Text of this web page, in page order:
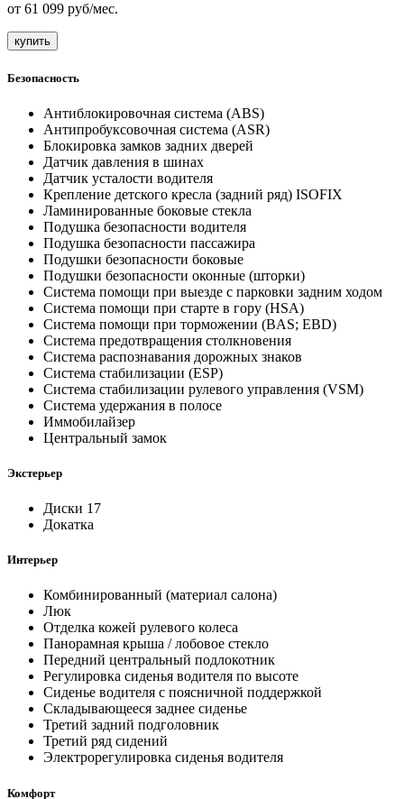
от 61 099 руб/мес.
купить
Безопасность
Антиблокировочная система (ABS)
Антипробуксовочная система (ASR)
Блокировка замков задних дверей
Датчик давления в шинах
Датчик усталости водителя
Крепление детского кресла (задний ряд) ISOFIX
Ламинированные боковые стекла
Подушка безопасности водителя
Подушка безопасности пассажира
Подушки безопасности боковые
Подушки безопасности оконные (шторки)
Система помощи при выезде с парковки задним ходом
Система помощи при старте в гору (HSA)
Система помощи при торможении (BAS; EBD)
Система предотвращения столкновения
Система распознавания дорожных знаков
Система стабилизации (ESP)
Система стабилизации рулевого управления (VSM)
Система удержания в полосе
Иммобилайзер
Центральный замок
Экстерьер
Диски 17
Докатка
Интерьер
Комбинированный (материал салона)
Люк
Отделка кожей рулевого колеса
Панорамная крыша / лобовое стекло
Передний центральный подлокотник
Регулировка сиденья водителя по высоте
Сиденье водителя с поясничной поддержкой
Складывающееся заднее сиденье
Третий задний подголовник
Третий ряд сидений
Электрорегулировка сиденья водителя
Комфорт